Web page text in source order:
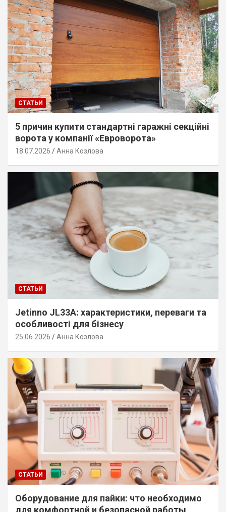
СТАТЬИ
5 причин купити стандартні гаражні секційні
ворота у компанії «Евроворота»
18.07.2026 Анна Козлова
СТАТЬИ
Jetinno JL33A: характеристики, переваги та
особливості для бізнесу
25.06.2026 Анна Козлова
СТАТЬИ
Оборудование для пайки: что необходимо
для комфортной и безопасной работы